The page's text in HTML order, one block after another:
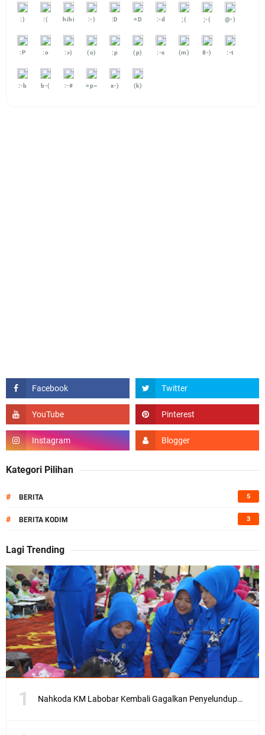
:) :( hihi :-) :D =D :-d ;( ;-( @-)
:P :o :>) (o) :p (p) :-s (m) 8-) :-t
:-b b-( :-# =p~ x-) (k)
Kategori Pilihan
# BERITA 5
# BERITA KODIM 3
Lagi Trending
Nahkoda KM Labobar Kembali Gagalkan Penyelundupan 4 Ekor Burung Cendrawasih Asal Papua